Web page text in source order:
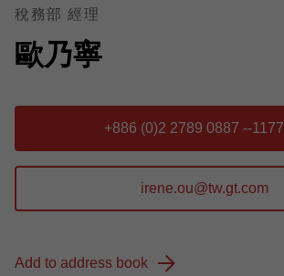
歐乃寧
稅務部 經理
+886 (0)2 2789 0887 --1177
Add to address book